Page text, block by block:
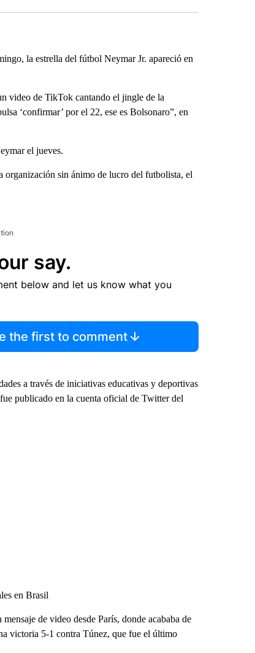
la estrella del fútbol Neymar Jr. apareció en
video de TikTok cantando el jingle de la
‘confirmar’ por el 22, ese es Bolsonaro”, en
el jueves.
organización sin ánimo de lucro del futbolista, el
say.
below and let us know what you
the first to comment
a través de iniciativas educativas y deportivas
publicado en la cuenta oficial de Twitter del
en Brasil
de video desde París, donde acababa de
victoria 5-1 contra Túnez, que fue el último